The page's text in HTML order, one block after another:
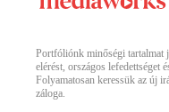
Portfóliónk minőségi tartalmat
elérést, országos lefedettséget
Folyamatosan keressük az új
záloga.